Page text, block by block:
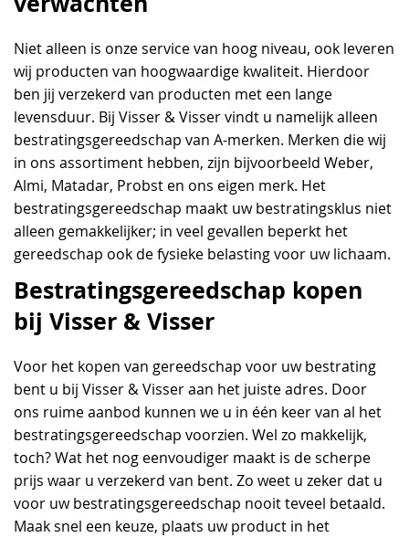
Niet alleen is onze service van hoog niveau, ook leveren
wij producten van hoogwaardige kwaliteit. Hierdoor
ben jij verzekerd van producten met een lange
levensduur. Bij Visser & Visser vindt u namelijk alleen
bestratingsgereedschap van A-merken. Merken die wij
in ons assortiment hebben, zijn bijvoorbeeld Weber,
Almi, Matadar, Probst en ons eigen merk. Het
bestratingsgereedschap maakt uw bestratingsklus niet
alleen gemakkelijker; in veel gevallen beperkt het
gereedschap ook de fysieke belasting voor uw lichaam.
Bestratingsgereedschap kopen
bij Visser & Visser
Voor het kopen van gereedschap voor uw bestrating
bent u bij Visser & Visser aan het juiste adres. Door
ons ruime aanbod kunnen we u in één keer van al het
bestratingsgereedschap voorzien. Wel zo makkelijk,
toch? Wat het nog eenvoudiger maakt is de scherpe
prijs waar u verzekerd van bent. Zo weet u zeker dat u
voor uw bestratingsgereedschap nooit teveel betaald.
Maak snel een keuze, plaats uw product in het